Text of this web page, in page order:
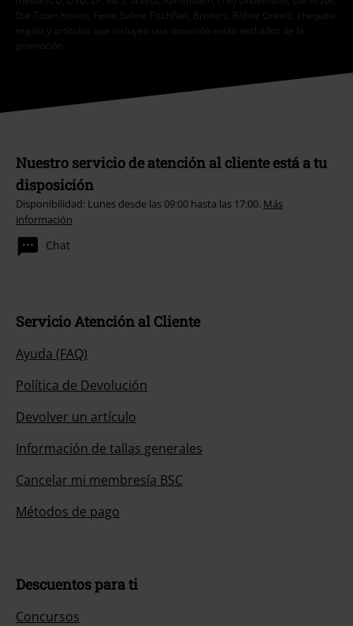
Die Toten Hosen, Feine Sahne Fischfilet, Broilers, Böhse Onkelz, cheques-
regalo y artículos que incluyen una donación están excluidos de la
promoción.
Nuestro servicio de atención al cliente está a tu
disposición
Disponibilidad: Lunes desde las 09:00 hasta las 17:00. Más
información
Chat
Servicio Atención al Cliente
Ayuda (FAQ)
Política de Devolución
Devolver un artículo
Información de tallas generales
Cancelar mi membresía BSC
Métodos de pago
Descuentos para ti
Concursos